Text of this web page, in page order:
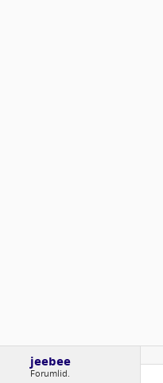
jeebee
Forumlid.